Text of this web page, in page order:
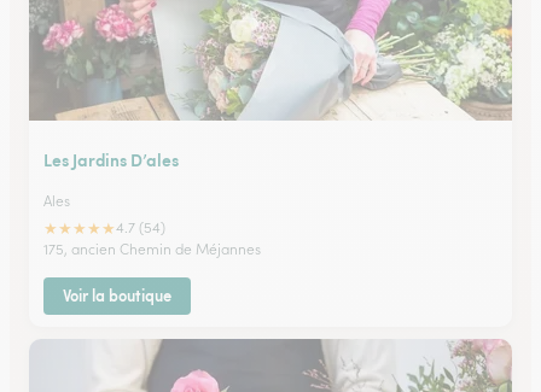
Les Jardins D’ales
Ales
★★★★★4.7 (54)
175, ancien Chemin de Méjannes
Voir la boutique